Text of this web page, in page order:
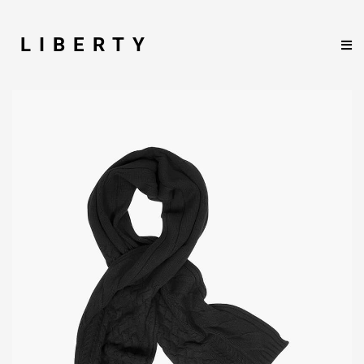
LIBERTY